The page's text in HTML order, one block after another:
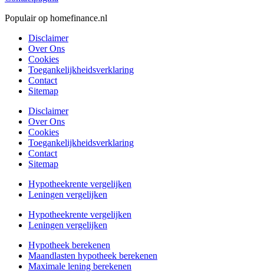
Populair op homefinance.nl
Disclaimer
Over Ons
Cookies
Toegankelijkheidsverklaring
Contact
Sitemap
Disclaimer
Over Ons
Cookies
Toegankelijkheidsverklaring
Contact
Sitemap
Hypotheekrente vergelijken
Leningen vergelijken
Hypotheekrente vergelijken
Leningen vergelijken
Hypotheek berekenen
Maandlasten hypotheek berekenen
Maximale lening berekenen